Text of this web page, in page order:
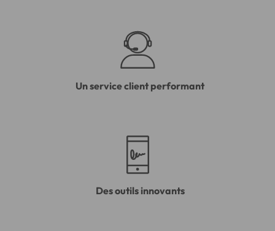
Un service client performant
Des outils innovants